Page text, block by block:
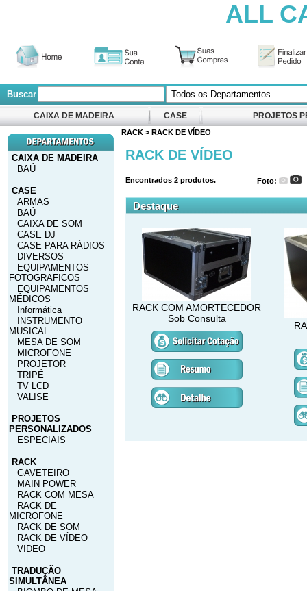
ALL
Buscar
CAIXA DE MADEIRA CASE PROJETOS
CAIXA DE MADEIRA
BAÚ
CASE
ARMAS
BAÚ
CAIXA DE SOM
CASE DJ
CASE PARA RÁDIOS
DIVERSOS
EQUIPAMENTOS
FOTOGRAFICOS
EQUIPAMENTOS
MÉDICOS
Informática
INSTRUMENTO
MUSICAL
MESA DE SOM
MICROFONE
PROJETOR
TRIPÉ
TV LCD
VALISE
PROJETOS
PERSONALIZADOS
ESPECIAIS
RACK
GAVETEIRO
MAIN POWER
RACK COM MESA
RACK DE
MICROFONE
RACK DE SOM
RACK DE VÍDEO
VIDEO
TRADUÇÃO
SIMULTÂNEA
RACK > RACK DE VÍDEO
RACK DE VÍDEO
Encontrados 2 produtos. Foto:
Destaque
RACK COM AMORTECEDOR
Sob Consulta